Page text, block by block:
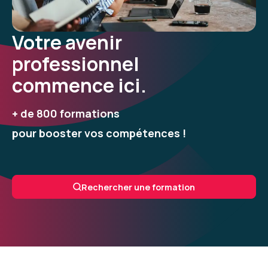
Votre avenir
professionnel
commence ici.
+ de 800 formations
pour booster vos compétences !
Rechercher une formation